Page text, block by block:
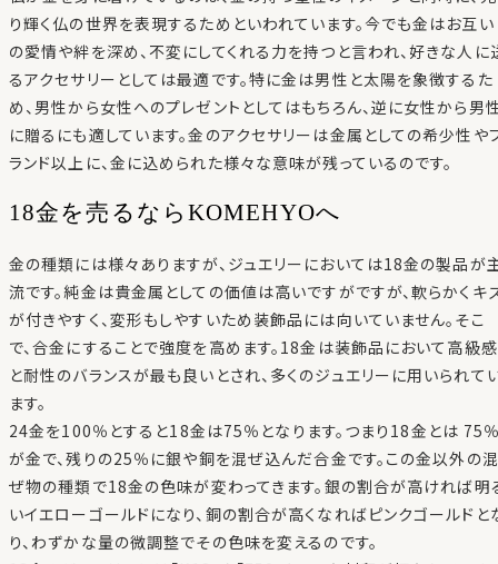
り輝く仏の世界を表現するためといわれています。今でも金はお互い
の愛情や絆を深め、不変にしてくれる力を持つと言われ、好きな人に
るアクセサリーとしては最適です。特に金は男性と太陽を象徴するた
め、男性から女性へのプレゼントとしてはもちろん、逆に女性から男
に贈るにも適しています。金のアクセサリーは金属としての希少性や
ランド以上に、金に込められた様々な意味が残っているのです。
18金を売るならKOMEHYOへ
金の種類には様々ありますが、ジュエリーにおいては18金の製品が
流です。純金は貴金属としての価値は高いですがですが、軟らかくキ
が付きやすく、変形もしやすいため装飾品には向いていません。そこ
で、合金にすることで強度を高めます。18金は装飾品において高級感
と耐性のバランスが最も良いとされ、多くのジュエリーに用いられて
ます。
24金を100％とすると18金は75％となります。つまり18金とは 75
が金で、残りの25％に銀や銅を混ぜ込んだ合金です。この金以外の混
ぜ物の種類で18金の色味が変わってきます。銀の割合が高ければ明
いイエローゴールドになり、銅の割合が高くなればピンクゴールドと
り、わずかな量の微調整でその色味を変えるのです。